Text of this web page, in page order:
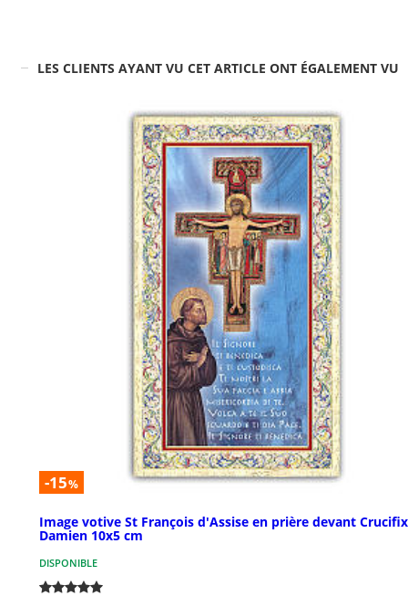
LES CLIENTS AYANT VU CET ARTICLE ONT ÉGALEMENT VU
-15%
Image votive St François d'Assise en prière devant
Damien 10x5 cm
DISPONIBLE